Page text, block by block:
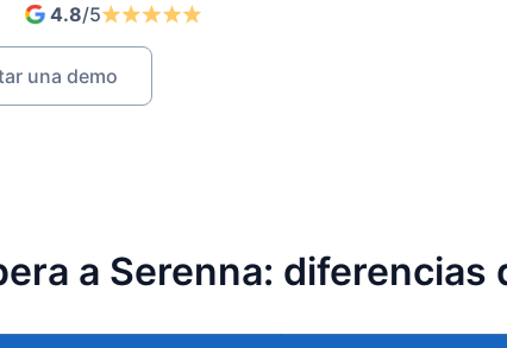
4.8/5
una demo
a Serenna: diferencias